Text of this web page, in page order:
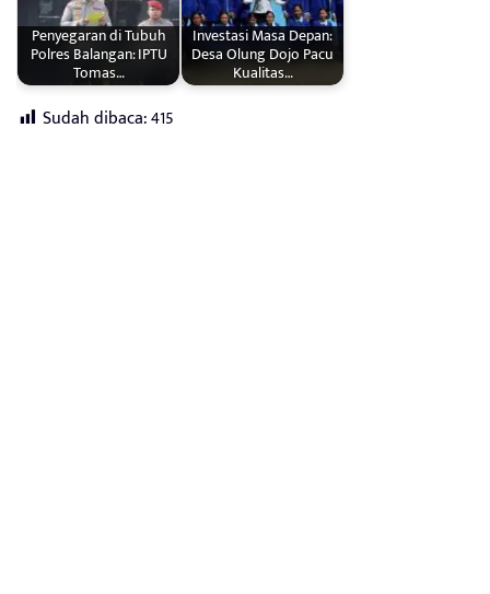
Penyegaran di Tubuh
Polres Balangan: IPTU
Tomas…
Investasi Masa Depan:
Desa Olung Dojo Pacu
Kualitas…
Sudah dibaca:415